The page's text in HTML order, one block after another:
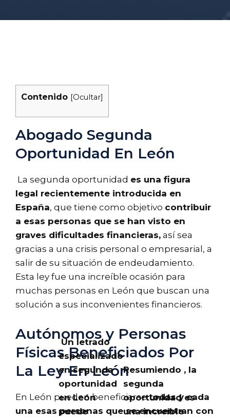
Contenido [Ocultar]
Abogado Segunda
Oportunidad En León
La segunda oportunidad es una figura
legal recientemente introducida en
España, que tiene como objetivo contribuir
a esas personas que se han visto en
graves dificultades financieras, así sea
gracias a una crisis personal o empresarial, a
salir de su situación de endeudamiento.
Esta ley fue una increíble ocasión para
muchas personas en León que buscan una
solución a sus inconvenientes financieros.
Autónomos y Personas
Físicas Beneficiados Por
La Ley En León
En León pueden beneficiarsetodas y cada
una esas personas que se encuentran con
Un letrado
especializado
en segunda
oportunidad
en León
puede
Resumiendo , la
segunda
oportunidad es
una increíble